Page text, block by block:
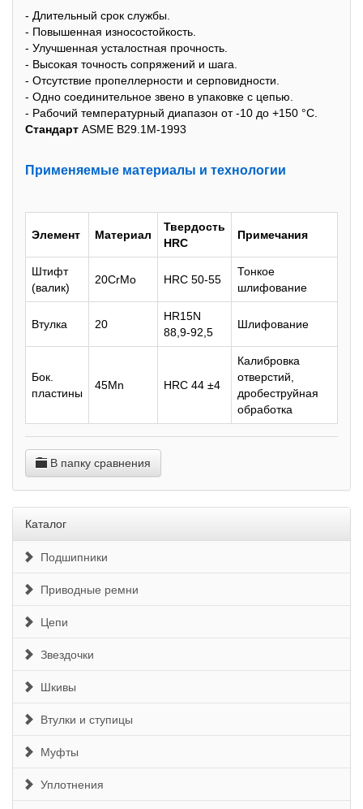
- Длительный срок службы.
- Повышенная износостойкость.
- Улучшенная усталостная прочность.
- Высокая точность сопряжений и шага.
- Отсутствие пропеллерности и серповидности.
- Одно соединительное звено в упаковке с цепью.
- Рабочий температурный диапазон от -10 до +150 °С.
Стандарт ASME B29.1M-1993
Применяемые материалы и теxнологии
Элемент Материал
Твердость
HRC
Примечания
Штифт
(валик)
20CrMo HRC 50-55
Тонкое
шлифование
Втулка 20
HR15N
88,9-92,5
Шлифование
Бок.
пластины
45Mn HRC 44 ±4
Калибровка
отверстий,
дробеструйная
обработка
В папку сравнения
Каталог
Подшипники
Приводные ремни
Цепи
Звездочки
Шкивы
Втулки и ступицы
Муфты
Уплотнения